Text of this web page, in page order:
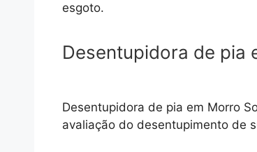
esgoto.
Desentupidora de pia
Desentupidora de pia em Morro
avaliação do desentupimento de